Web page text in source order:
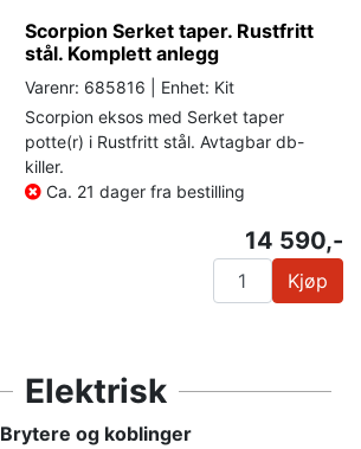
Scorpion Serket taper. Rustfritt
stål. Komplett anlegg
Varenr: 685816 | Enhet: Kit
Scorpion eksos med Serket taper
potte(r) i Rustfritt stål. Avtagbar db-
killer.
Ca. 21 dager fra bestilling
14 590,-
Kjøp
Elektrisk
Brytere og koblinger